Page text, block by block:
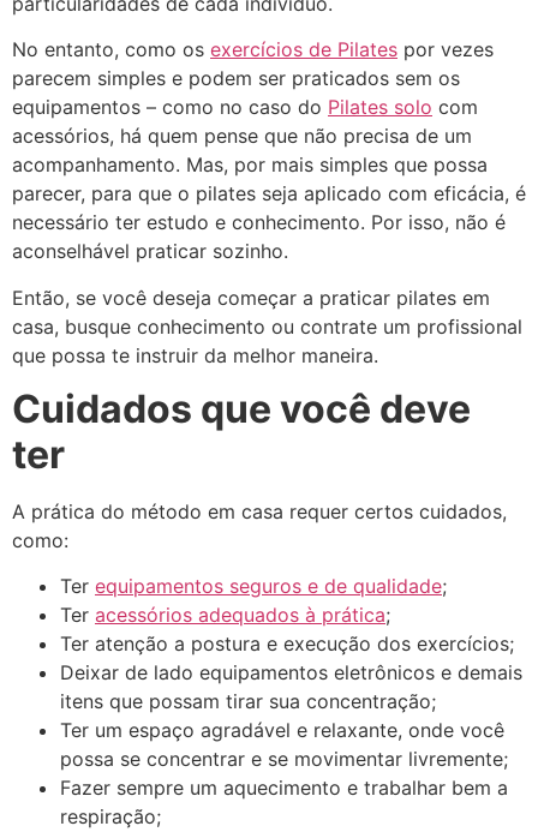
No entanto, como os exercícios de Pilates por vezes
parecem simples e podem ser praticados sem os
equipamentos – como no caso do Pilates solo com
acessórios, há quem pense que não precisa de um
acompanhamento. Mas, por mais simples que possa
parecer, para que o pilates seja aplicado com eficácia, é
necessário ter estudo e conhecimento. Por isso, não é
aconselhável praticar sozinho.
Então, se você deseja começar a praticar pilates em
casa, busque conhecimento ou contrate um profissional
que possa te instruir da melhor maneira.
Cuidados que você deve
ter
A prática do método em casa requer certos cuidados,
como:
Ter equipamentos seguros e de qualidade;
Ter acessórios adequados à prática;
Ter atenção a postura e execução dos exercícios;
Deixar de lado equipamentos eletrônicos e demais
itens que possam tirar sua concentração;
Ter um espaço agradável e relaxante, onde você
possa se concentrar e se movimentar livremente;
Fazer sempre um aquecimento e trabalhar bem a
respiração;